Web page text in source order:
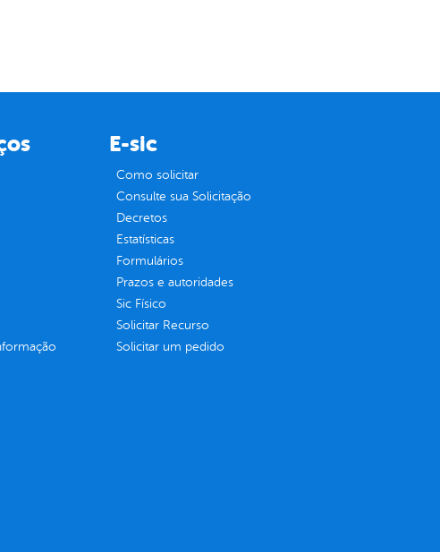
E-sic
Como solicitar
Consulte sua Solicitação
Decretos
Estatísticas
Formulários
Prazos e autoridades
Sic Físico
Solicitar Recurso
Solicitar um pedido